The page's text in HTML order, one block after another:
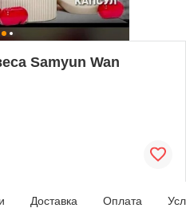
Samyun Wan
Доставка Оплата